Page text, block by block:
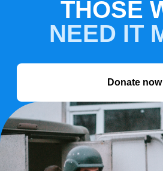
THOSE
NEED IT
Donate now